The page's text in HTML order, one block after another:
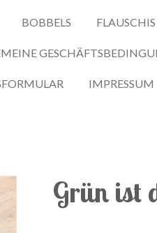
BOBBELS FLAUSCHIS
IMPRESSUM
Grün ist